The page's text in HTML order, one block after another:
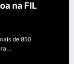
na FIL
de 850